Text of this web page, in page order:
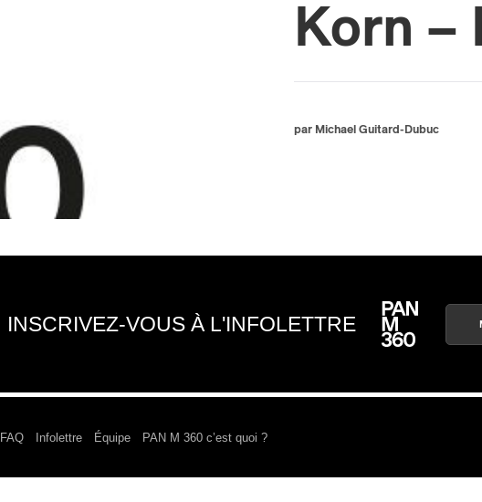
Korn –
par Michael Guitard-Dubuc
INSCRIVEZ-VOUS À L'INFOLETTRE
FAQ Infolettre Équipe PAN M 360 c’est quoi ?